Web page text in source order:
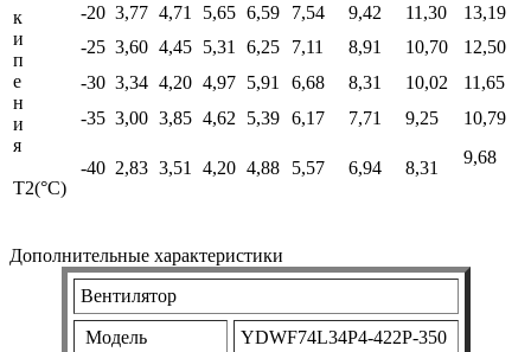
к
и
п
е
н
и
я
Т2(°С)
-20 3,77 4,71 5,65 6,59 7,54 9,42 11,30
13,19
-25 3,60 4,45 5,31 6,25 7,11 8,91 10,70
12,50
-30 3,34 4,20 4,97 5,91 6,68 8,31 10,02
11,65
-35 3,00 3,85 4,62 5,39 6,17 7,71 9,25 10,79
-40 2,83 3,51 4,20 4,88 5,57 6,94 8,31
9,68
Дополнительные характеристики
Вентилятор
Модель YDWF74L34P4-422P-350